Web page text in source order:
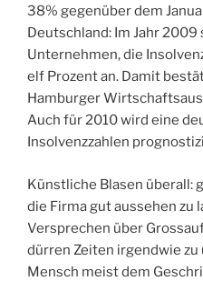
38% gegenüber dem
Deutschland: Im Jahr
Unternehmen, die
elf Prozent an. Damit
Hamburger
Auch für 2010 wird eine
Insolvenzzahlen
Künstliche Blasen überall:
die Firma gut aussehen zu
Versprechen über
dürren Zeiten irgendwie zu
Mensch meist dem